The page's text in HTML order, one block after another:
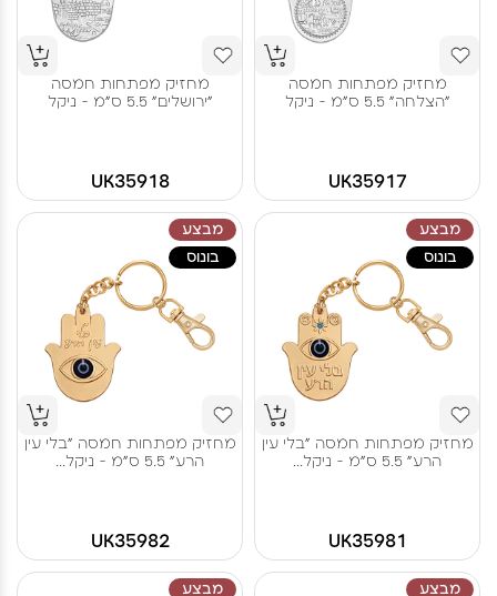
מחזיק מפתחות חמסה
"הצלחה" 5.5 ס"מ - ניקל
UK35917
מחזיק מפתחות חמסה
"ירושלים" 5.5 ס"מ - ניקל
UK35918
מבצע
בונוס
מחזיק מפתחות חמסה "בלי עין
הרע" 5.5 ס"מ - ניקל...
UK35981
מבצע
בונוס
מחזיק מפתחות חמסה "בלי עין
הרע" 5.5 ס"מ - ניקל...
UK35982
מבצע
מבצע